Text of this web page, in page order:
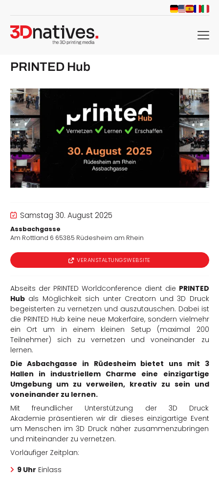
menu
PRINTED Hub
Samstag 30. August 2025
Assbachgasse
Am Rottland 6 65385 Rüdesheim am Rhein
VERANSTALTUNGSWEBSITE
Abseits der PRINTED Worldconference dient die PRINTED
Hubals Möglichkeit sich unter Creatorn und 3D Druck
begeisterten zu vernetzen und auszutauschen. Dabei ist
die PRINTED Hub keine neue Makerfaire, sondern vielmehr
ein Ort um in einem kleinen Setup (maximal 200
Teilnehmer) sich zu vernetzen und voneinander zu
lernen.
Die Asbachgasse in Rüdesheim bietet uns mit 3
Hallen in industriellem Charme eine einzigartige
Umgebung um zu verweilen, kreativ zu sein und
voneinander zu lernen.
Mit freundlicher Unterstützung der 3D Druck
Akademie präsentieren wir dir dieses einzigartige Event
um Menschen im 3D Druck näher zusammenzubringen
und miteinander zu vernetzen.
Vorläufiger Zeitplan:
9 Uhr Einlass